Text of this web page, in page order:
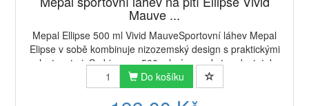
Mauve ...
Mepal Ellipse 500 ml Vivid MauveSportovní láhev Mepal
Elipse v sobě kombinuje nizozemský design s praktickými
vlastnostmi. S objemem 500 ml vám poskytne dostatek
tekutin pro sportovní výkony i každode...
Do košíku